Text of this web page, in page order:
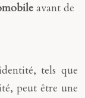
avant de
tels que
peut être une